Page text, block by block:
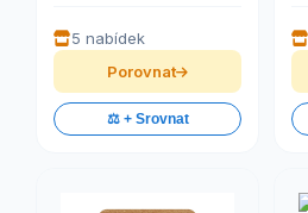
5 nabídek
Porovnat
⚖️ + Srovnat